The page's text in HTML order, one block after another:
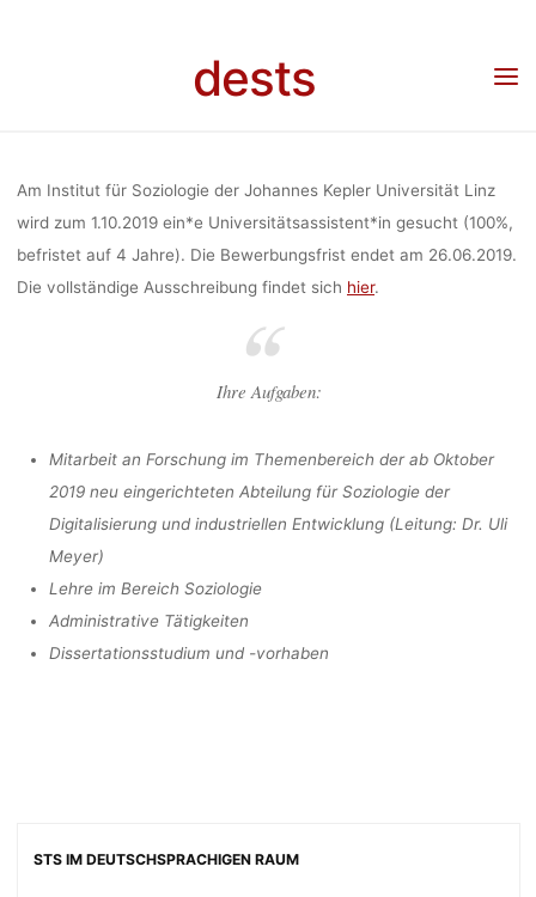
dests
AM
KEPLER
Stellenangebot: Universitätsassisten*in am Institut für
Am Institut für Soziologie der Johannes Kepler Universität Linz
wird zum 1.10.2019 ein*e Universitätsassistent*in gesucht (100%,
befristet auf 4 Jahre). Die Bewerbungsfrist endet am 26.06.2019.
Die vollständige Ausschreibung findet sich hier.
Ihre Aufgaben:
Mitarbeit an Forschung im Themenbereich der ab Oktober
2019 neu eingerichteten Abteilung für Soziologie der
Digitalisierung und industriellen Entwicklung (Leitung: Dr. Uli
Meyer)
Lehre im Bereich Soziologie
Administrative Tätigkeiten
Dissertationsstudium und -vorhaben
STS IM DEUTSCHSPRACHIGEN RAUM